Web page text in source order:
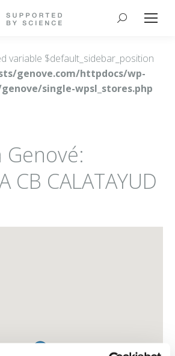
Buscar:
variable $default_sidebar_position
genove.com/httpdocs/wp-
single-wpsl_stores.php
Genové:
CB CALATAYUD